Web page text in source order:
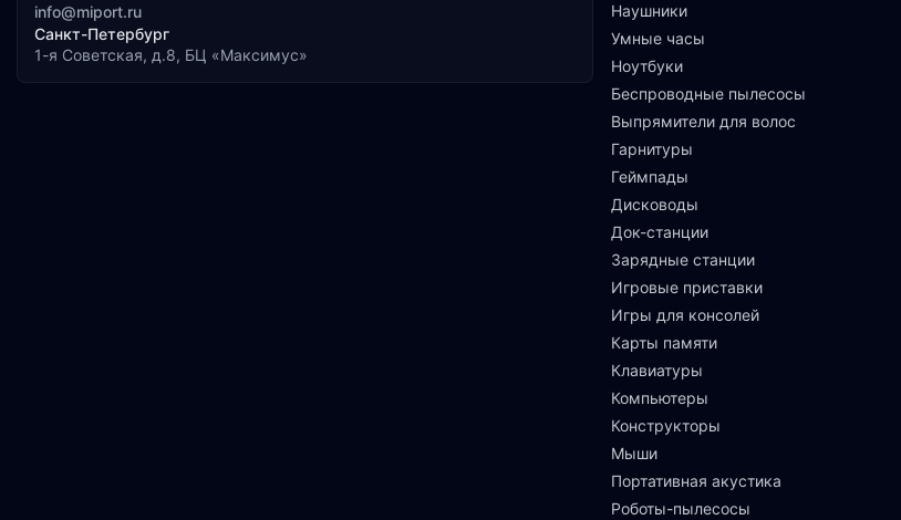
info@miport.ru
Санкт-Петербург
1-я Советская, д.8, БЦ «Максимус»
Наушники
Умные часы
Ноутбуки
Беспроводные пылесосы
Выпрямители для волос
Гарнитуры
Геймпады
Дисководы
Док-станции
Зарядные станции
Игровые приставки
Игры для консолей
Карты памяти
Клавиатуры
Компьютеры
Конструкторы
Мыши
Портативная акустика
Роботы-пылесосы